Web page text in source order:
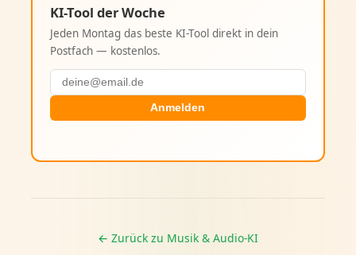
KI-Tool der Woche
Jeden Montag das beste KI-Tool direkt in dein
Postfach — kostenlos.
Anmelden
← Zurück zu Musik & Audio-KI